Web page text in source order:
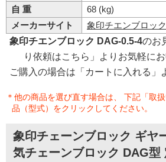
自 重
68 (kg)
メーカーサイト
象印チエンブロック
象印チエンブロック DAG-0.5-4のお
り依頼はこちら」よりお気軽にお
ご購入の場合は「カートに入れる」
＊他の商品を選び直す場合は、 下記「取
品（型式）をクリックしてください。
象印チェーンブロック ギヤ
気チェーンブロック DAG型